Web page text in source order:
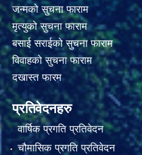
जन्मको सुचना फाराम
मृत्युको सुचना फाराम
बसाई सराईको सुचना फाराम
विवाहको सुचना फाराम
दखास्त फारम
प्रतिवेदनहरु
वार्षिक प्रगति प्रतिवेदन
चौमासिक प्रगति प्रतिवेदन